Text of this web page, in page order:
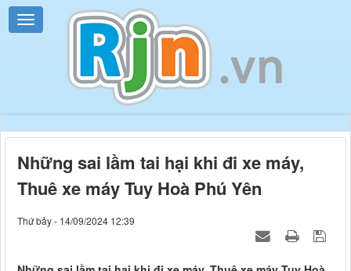
Những sai lầm tai hại khi đi xe máy,
Thuê xe máy Tuy Hoà Phú Yên
Thứ bảy - 14/09/2024 12:39